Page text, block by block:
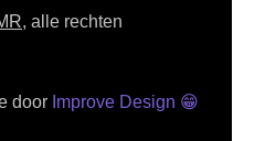
, alle rechten
door Improve Design 😁